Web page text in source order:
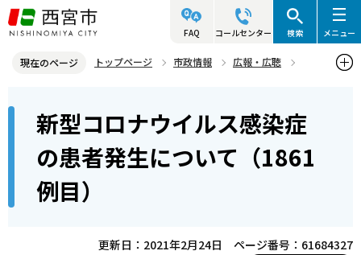
こ
の
ジ
す
FAQ コールセンター 検索 メニュー
現在のページ トップページ 市政情報
広報・広聴
新型コロナウイルス感染症の患者発生について（1861例目）
ら
新型コロナウイルス感染症
の患者発生について（1861
例目）
更新日：2021年2月24日
ページ番号：61684327